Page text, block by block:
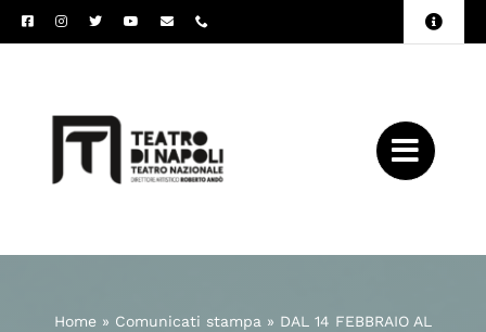
Salta
al
Toggle
Home» Comunicati stampa » DAL 14 FEBBRAIO AL